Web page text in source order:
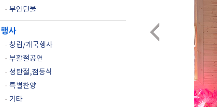
- 무안단물
행사
- 창립/개국행사
- 부활절공연
- 성탄절,점등식
- 특별찬양
- 기타